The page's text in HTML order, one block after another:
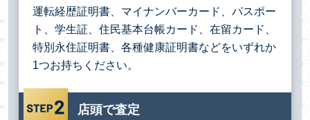
運転経歴証明書、マイナンバーカード、パスポー
ト、学生証、住民基本台帳カード、在留カード、
特別永住証明書、各種健康証明書などをいずれか
1つお持ちください。
店頭で査定